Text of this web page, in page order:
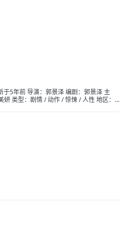
于5年前 导演：郭景泽 编剧：郭景泽 主
类型：剧情 / 动作 / 惊悚 / 人性 地区：
25% 4.5/10 32人评分 影评人 47%
简介 × 在台湾基隆港东北220公里处的海
航装置的舰艇离奇失踪，经过调查确定他
为首的海盗团伙夺取。在1983 年，年幼
往韩国寻求政治庇护，却被韩国政府拒之
系，后来信成为海盗，对韩国的仇恨与日
制核舰艇事件。 多年来信一直在寻找姐姐
后，派出海军高级军官姜世宗（李政宰
报姜世宗探得明珠现在俄罗斯境内，在接